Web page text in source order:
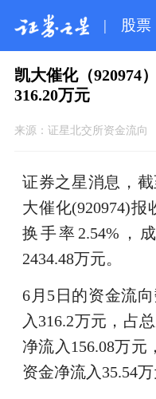
| 股票
凯大催化（920974
316.20万元
来源： 证星北交所资金流向
证券之星消息，
大催化(920974)报
换手率2.54%，
2434.48万元。
6月5日的资金流
入316.2万元，占
净流入156.08万元
资金净流入35.54